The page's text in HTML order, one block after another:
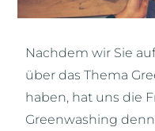
FLOW MASTER
POWER FLOW
XIUS BLOG
Nachdem wir Sie
über das Thema
haben, hat uns die
Greenwashing